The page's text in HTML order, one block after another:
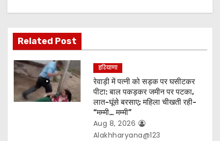
t
i
o
n
Related Post
हरियाणा
रेवाड़ी में पत्नी को सड़क पर घसीटकर
पीटा: बाल पकड़कर जमीन पर पटका,
लात-घूंसे बरसाए; महिला चीखती रही-
“मम्मी… मम्मी”
Aug 8, 2026
Alakhharyana@123